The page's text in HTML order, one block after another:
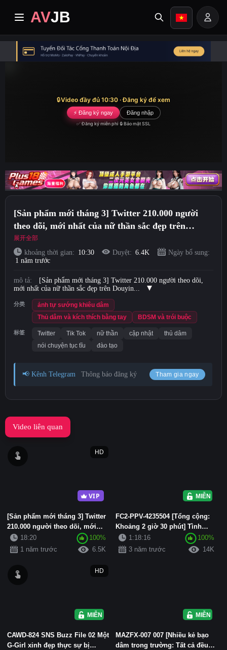
AVJB
trang nhất
video cao cấp
Trung tâm truyền giáo
Image search
Short Videos
Đăng nhập
đăng ký
🔒Video đầy đủ 10:30 · Đăng ký để xem
⚡ Đăng ký ngay Đăng nhập
✅ Đăng ký miễn phí·🔒 Bảo mật SSL
[Sản phẩm mới tháng 3] Twitter 210.000 người
theo dõi, mới nhất của nữ thần sắc đẹp trên
TikTok [Nanmu Kujo], đạo cụ thủ dâm, đào tạo
ngôn ngữ tục tĩu "con trai của một con chó cái,
đến đây và giúp tôi" (1)
展开全部
khoảng thời gian: 10:30 Duyệt: 6.4K
Ngày bổ sung:
1 năm trước
mô tả:
[Sản phẩm mới tháng 3] Twitter 210.000 người theo dõi,
mới nhất của nữ thần sắc đẹp trên Douyin...
分类
ảnh tự sướng khiêu dâm
Thủ dâm và kích thích bằng tay
BDSM và trói buộc
标签 Twitter Tik Tok nữ thần cập nhật
thủ dâm
nói chuyện tục tĩu
đào tạo
📢 Kênh Telegram Thông báo đăng ký Tham gia ngay
Video liên quan
VIP
HD
[Sản phẩm mới tháng 3] Twitter
210.000 người theo dõi, mới
nhất của nữ thần sắc đẹ...
18:20
100%
1 năm trước
6.5K
MIỄN PHÍ
FC2-PPV-4235504 [Tổng cộng:
Khoảng 2 giờ 30 phút] Tình
trạng tiếp xúc với đào tạo ...
1:18:16
100%
3 năm trước
14K
MIỄN PHÍ
HD
CAWD-824 SNS Buzz File 02 Một
G-Girl xinh đẹp thực sự bị
MIỄN PHÍ
MAZFX-007 007 [Nhiều kẻ bạo
dâm trong trường: Tất cả đều